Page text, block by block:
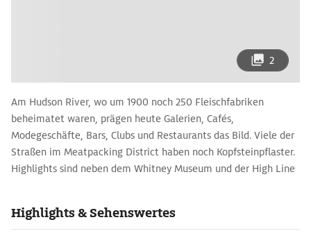
2
Am Hudson River, wo um 1900 noch 250 Fleischfabriken
beheimatet waren, prägen heute Galerien, Cafés,
Modegeschäfte, Bars, Clubs und Restaurants das Bild. Viele der
Straßen im Meatpacking District haben noch Kopfsteinpflaster.
Highlights sind neben dem Whitney Museum und der High Line
Highlights & Sehenswertes